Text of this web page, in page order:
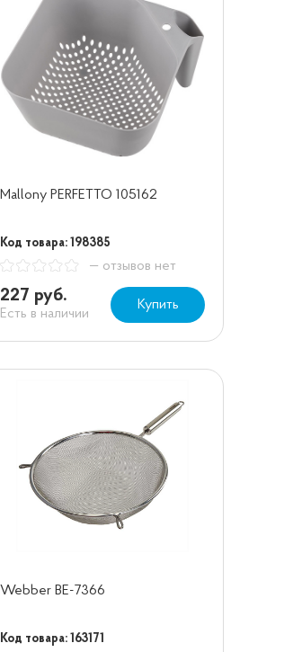
Mallony PERFETTO 105162
Код товара: 198385
— отзывов нет
227 руб.
Есть в наличии
Купить
Webber ВЕ-7366
Код товара: 163171